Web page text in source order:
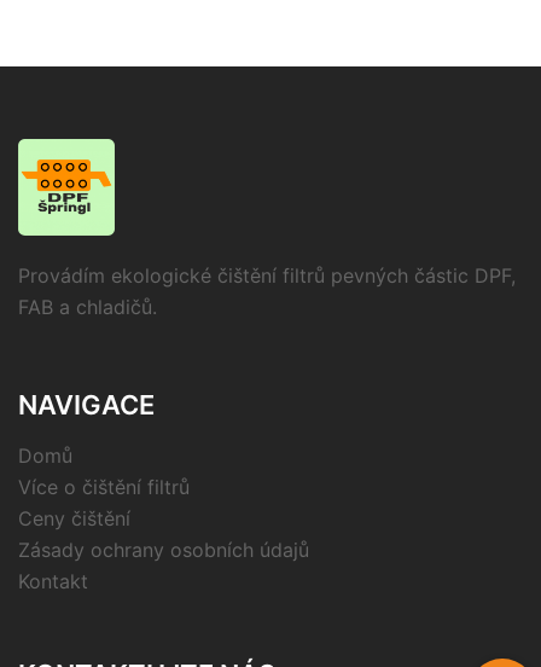
Provádím ekologické čištění filtrů pevných částic DPF,
FAB a chladičů.
NAVIGACE
Domů
Více o čištění filtrů
Ceny čištění
Zásady ochrany osobních údajů
Kontakt